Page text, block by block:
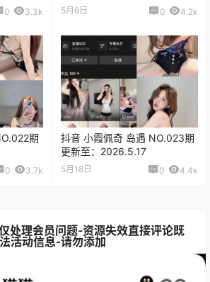
0 3.3k 5月6日 0 4.2k
期
0 3.7k
抖音 小霞佩奇 岛遇 NO.023期
更新至：2026.5.17
5月18日 0 4.4k
处理会员问题-资源失效直接评论既
活动信息-请勿添加